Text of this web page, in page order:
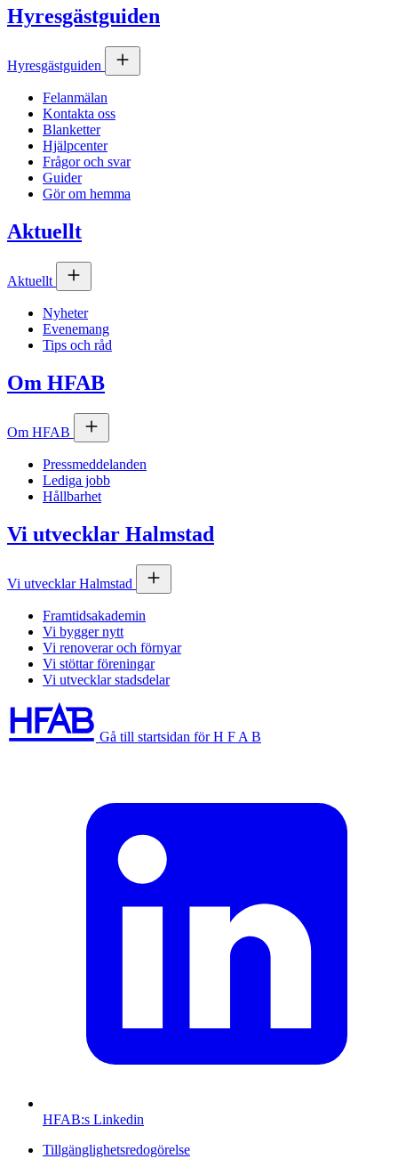
Hyresgästguiden
Hyresgästguiden
Felanmälan
Kontakta oss
Blanketter
Hjälpcenter
Frågor och svar
Guider
Gör om hemma
Aktuellt
Aktuellt
Nyheter
Evenemang
Tips och råd
Om HFAB
Om HFAB
Pressmeddelanden
Lediga jobb
Hållbarhet
Vi utvecklar Halmstad
Vi utvecklar Halmstad
Framtidsakademin
Vi bygger nytt
Vi renoverar och förnyar
Vi stöttar föreningar
Vi utvecklar stadsdelar
Gå till startsidan för H F A B
HFAB:s Linkedin
Tillgänglighetsredogörelse